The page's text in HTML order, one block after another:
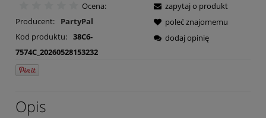
Ocena:
Producent:
PartyPal
Kod produktu: 38C6-
7574C_20260528153232
zapytaj o produkt
poleć znajomemu
dodaj opinię
Opis